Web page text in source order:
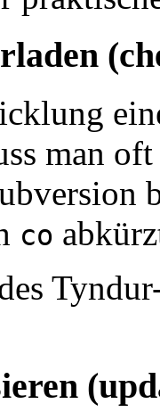
man
co